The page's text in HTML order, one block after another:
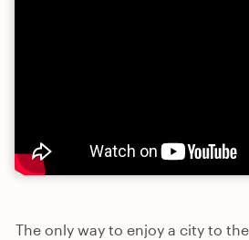
The only way to enjoy a city to